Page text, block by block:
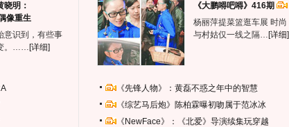
晓明：
像重生
意识到，有些事
。…… [详细]
《大鹏嘚吧嘚》416期
杨丽萍提菜篮逛车展 时尚
与村姑仅一线之隔… [详细]
《先锋人物》：黄磊不惑之年中的智慧
《综艺马后炮》陈柏霖曝初吻属于范冰冰
《NewFace》：《北爱》导演续集玩穿越